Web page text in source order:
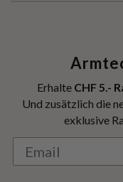
Erhalte CHF 5.-
Und zusätzlich die
exklusive